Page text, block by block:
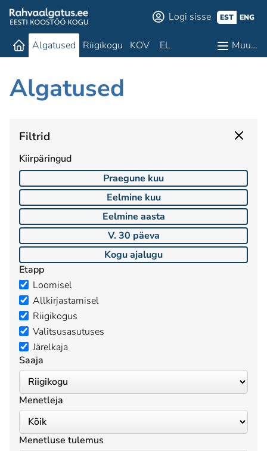
Logi sisse EST ENG
Algatused Riigikogu KOV EL Muu…
Algatused
Filtrid
Kiirpäringud
Praegune kuu
Eelmine kuu
Eelmine aasta
V. 30 päeva
Kogu ajalugu
Etapp
Loomisel
Allkirjastamisel
Riigikogus
Valitsusasutuses
Järelkaja
Saaja
Menetleja
Menetluse tulemus